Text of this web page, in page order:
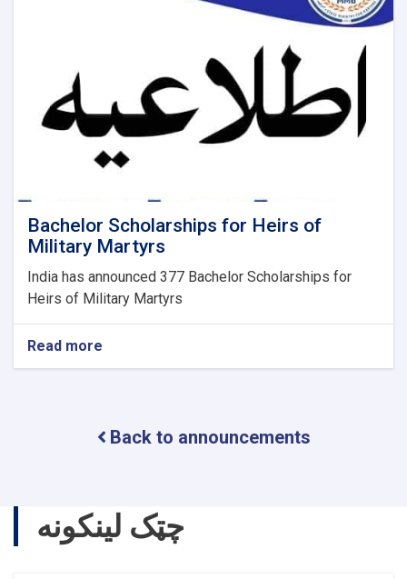
Bachelor Scholarships for Heirs of
Military Martyrs
India has announced 377 Bachelor Scholarships for
Heirs of Military Martyrs
Read more
Bachelor
ofBack to announcements
چټک لینکونه